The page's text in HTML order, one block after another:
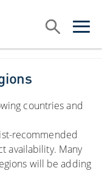
open
open
countries and
recommended
availability. Many
will be adding